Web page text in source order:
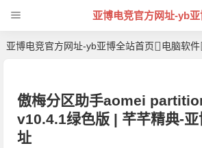
亚博电竞官方网址-yb
亚博电竞官方网址-yb亚博全站首页 电脑软件
傲梅分区助手aomei
v10.4.1绿色版 | 芊芊精典-亚
址